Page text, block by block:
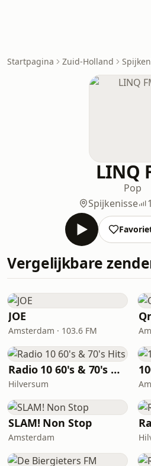
Startpagina Zuid-Holland
LINQ
Pop
Spijkenisse
Vergelijkbare
JOE
Amsterdam · 103.6 FM
Radio 10 60's & 70's Hits
Hilversum
SLAM! Non Stop
Amsterdam